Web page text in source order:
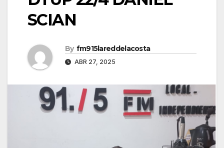
SCIAN
By fm915lareddelacosta
ABR 27, 2025